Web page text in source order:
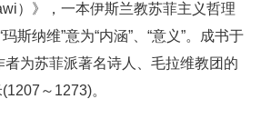
）》，一本伊斯兰教苏菲主义哲理
斯纳维”意为“内涵”、“意义”。成书于
为苏菲派著名诗人、毛拉维教团的
～1273)。